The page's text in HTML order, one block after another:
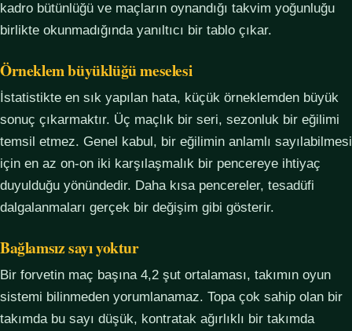
kadro bütünlüğü ve maçların oynandığı takvim yoğunluğu
birlikte okunmadığında yanıltıcı bir tablo çıkar.
Örneklem büyüklüğü meselesi
İstatistikte en sık yapılan hata, küçük örneklemden büyük
sonuç çıkarmaktır. Üç maçlık bir seri, sezonluk bir eğilimi
temsil etmez. Genel kabul, bir eğilimin anlamlı sayılabilmesi
için en az on-on iki karşılaşmalık bir pencereye ihtiyaç
duyulduğu yönündedir. Daha kısa pencereler, tesadüfi
dalgalanmaları gerçek bir değişim gibi gösterir.
Bağlamsız sayı yoktur
Bir forvetin maç başına 4,2 şut ortalaması, takımın oyun
sistemi bilinmeden yorumlanamaz. Topa çok sahip olan bir
takımda bu sayı düşük, kontratak ağırlıklı bir takımda